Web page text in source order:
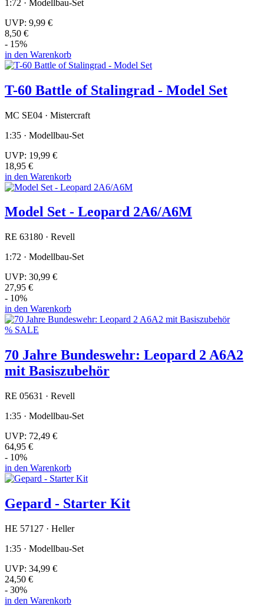
1:72 · Modellbau-Set
UVP: 9,99 €
8,50 €
- 15%
in den Warenkorb
T-60 Battle of Stalingrad - Model Set
MC SE04 · Mistercraft
1:35 · Modellbau-Set
UVP: 19,99 €
18,95 €
in den Warenkorb
Model Set - Leopard 2A6/A6M
RE 63180 · Revell
1:72 · Modellbau-Set
UVP: 30,99 €
27,95 €
- 10%
in den Warenkorb
% SALE
70 Jahre Bundeswehr: Leopard 2 A6A2
mit Basiszubehör
RE 05631 · Revell
1:35 · Modellbau-Set
UVP: 72,49 €
64,95 €
- 10%
in den Warenkorb
Gepard - Starter Kit
HE 57127 · Heller
1:35 · Modellbau-Set
UVP: 34,99 €
24,50 €
- 30%
in den Warenkorb